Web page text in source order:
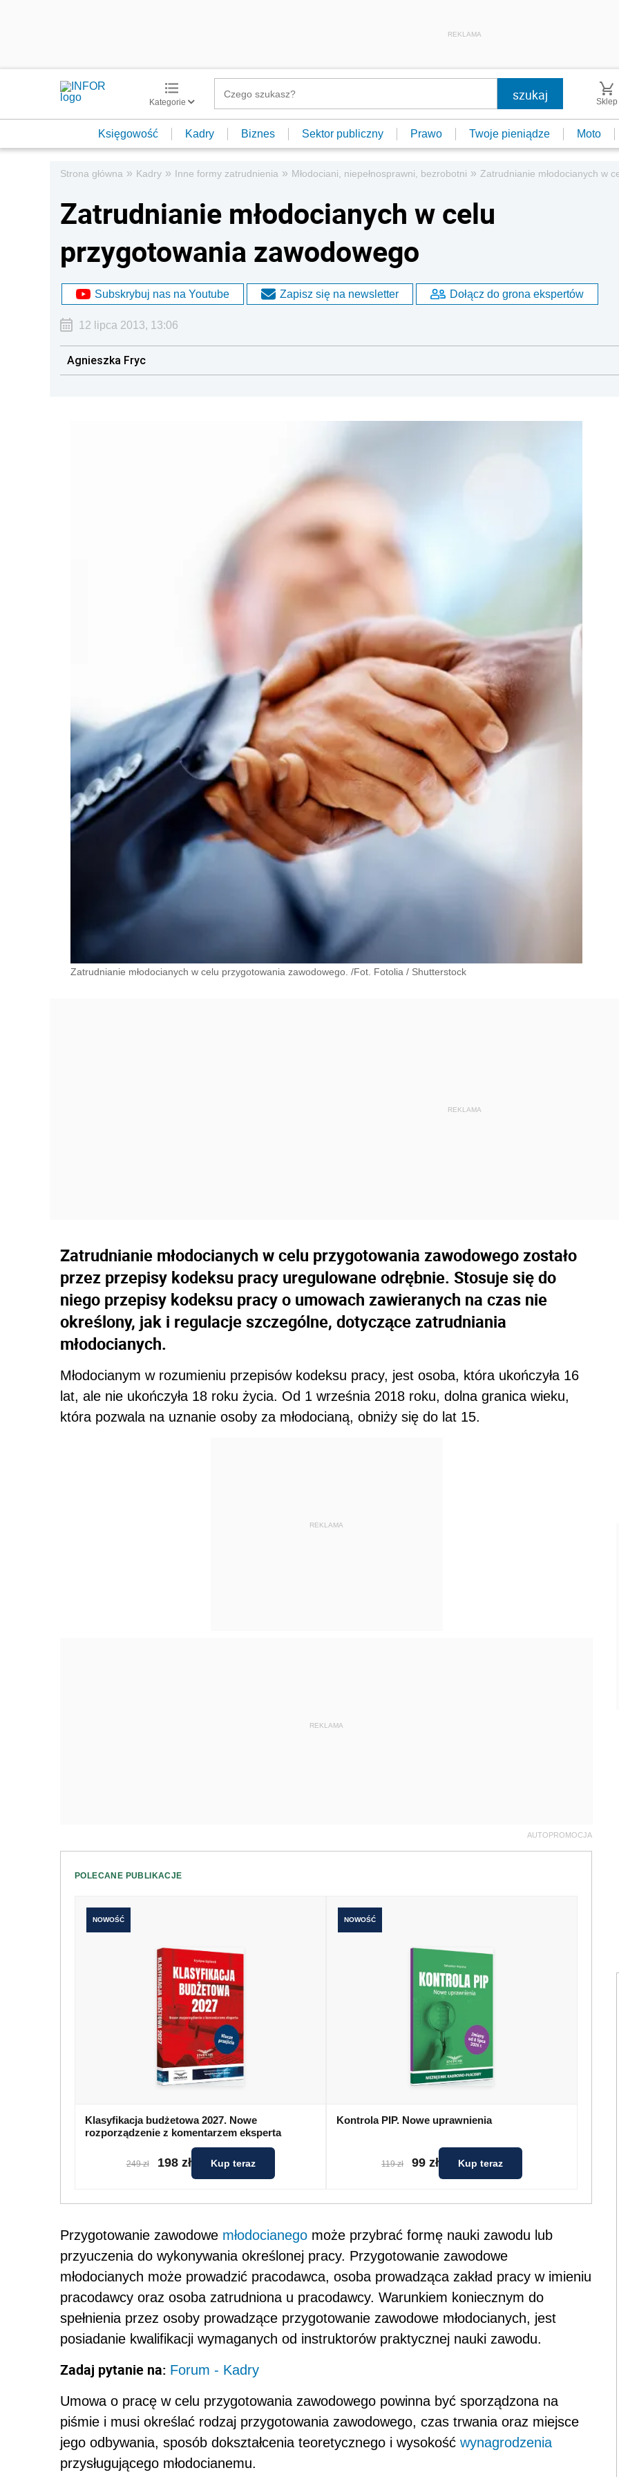
REKLAMA
Kategorie Sklep
Księgowość Kadry Biznes Sektor publiczny Prawo Twoje pieniądze Moto
Strona główna » Kadry » Inne formy zatrudnienia » Młodociani, niepełnosprawni, bezrobotni » Zatrudnianie młodocianych w
Zatrudnianie młodocianych w celu
przygotowania zawodowego
Subskrybuj nas na Youtube Zapisz się na newsletter Dołącz do grona ekspertów
12 lipca 2013, 13:06
Agnieszka Fryc
Zatrudnianie młodocianych w celu przygotowania zawodowego. /Fot. Fotolia / Shutterstock
Zatrudnianie młodocianych w celu przygotowania zawodowego zostało
przez przepisy kodeksu pracy uregulowane odrębnie. Stosuje się do
niego przepisy kodeksu pracy o umowach zawieranych na czas nie
określony, jak i regulacje szczególne, dotyczące zatrudniania
młodocianych.
Młodocianym w rozumieniu przepisów kodeksu pracy, jest osoba, która ukończyła 16
lat, ale nie ukończyła 18 roku życia. Od 1 września 2018 roku, dolna granica wieku,
która pozwala na uznanie osoby za młodocianą, obniży się do lat 15.
REKLAMA
REKLAMA
AUTOPROMOCJA
POLECANE PUBLIKACJE
NOWOŚĆ
Klasyfikacja budżetowa 2027. Nowe
rozporządzenie z komentarzem eksperta
249 zł 198 zł Kup teraz
NOWOŚĆ
Kontrola PIP. Nowe uprawnienia
119 zł 99 zł Kup teraz
Przygotowanie zawodowe młodocianego może przybrać formę nauki zawodu lub
przyuczenia do wykonywania określonej pracy. Przygotowanie zawodowe
młodocianych może prowadzić pracodawca, osoba prowadząca zakład pracy w imieniu
pracodawcy oraz osoba zatrudniona u pracodawcy. Warunkiem koniecznym do
spełnienia przez osoby prowadzące przygotowanie zawodowe młodocianych, jest
posiadanie kwalifikacji wymaganych od instruktorów praktycznej nauki zawodu.
Zadaj pytanie na: Forum - Kadry
Umowa o pracę w celu przygotowania zawodowego powinna być sporządzona na
piśmie i musi określać rodzaj przygotowania zawodowego, czas trwania oraz miejsce
jego odbywania, sposób dokształcenia teoretycznego i wysokość wynagrodzenia
przysługującego młodocianemu.